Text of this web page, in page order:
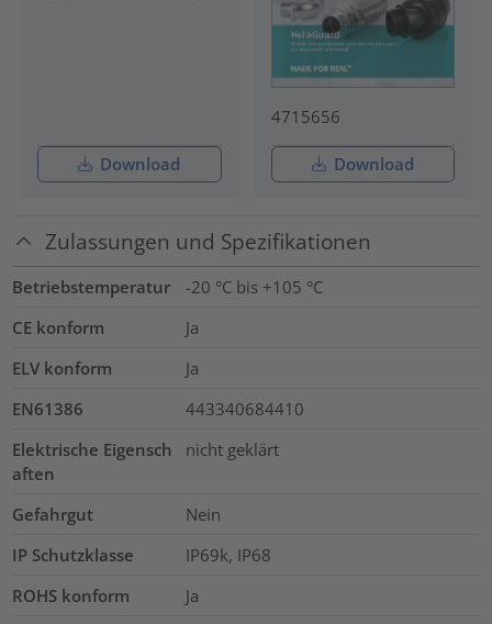
Download
4715656
Download
Zulassungen und Spezifikationen
Betriebstemperatur
-20 °C bis +105 °C
CE konform
Ja
ELV konform
Ja
EN61386
443340684410
Elektrische Eigensch
aften
nicht geklärt
Gefahrgut
Nein
IP Schutzklasse
IP69k, IP68
ROHS konform
Ja